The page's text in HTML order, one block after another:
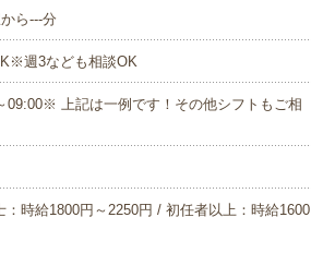
ら---分
週3なども相談OK
09:00※ 上記は一例です！その他シフトもご相
時給1800円～2250円 / 初任者以上：時給1600